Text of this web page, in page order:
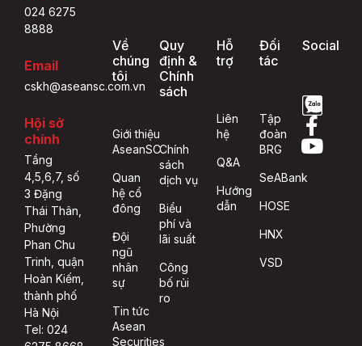
024 6275
8888
Email
cskh@aseansc.com.vn
Hội sở
chính
Tầng
4,5,6,7, số
3 Đặng
Thái Thân,
Phường
Phan Chu
Trinh, quận
Hoàn Kiếm,
thành phố
Hà Nội
Tel: 024
Về
chúng
tôi
Giới thiệu
AseanSC
Quan
hệ cổ
đông
Đội
ngũ
nhân
sự
Tin tức
Asean
Securities
Quy
định &
Chính
sách
Chính
sách
dịch vụ
Biểu
phí và
lãi suất
Công
bố rủi
ro
Hỗ
trợ
Liên
hệ
Q&A
Hướng
dẫn
Đối
tác
Tập
đoàn
BRG
SeABank
HOSE
HNX
VSD
Social